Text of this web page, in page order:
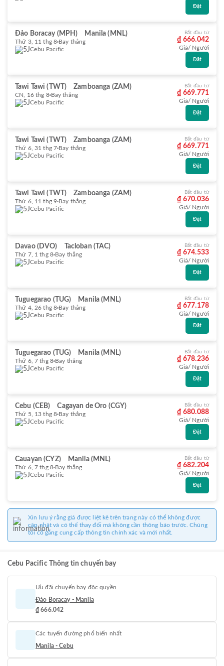
Đặt
Đảo Boracay (MPH) Manila (MNL)
Thứ 3, 11 thg 8 Bay thẳng
Cebu Pacific
Bắt đầu từ
₫ 666.042
Giá/ Người
Đặt
Tawi Tawi (TWT) Zamboanga (ZAM)
CN, 16 thg 8 Bay thẳng
Cebu Pacific
Bắt đầu từ
₫ 669.771
Giá/ Người
Đặt
Tawi Tawi (TWT) Zamboanga (ZAM)
Thứ 6, 31 thg 7 Bay thẳng
Cebu Pacific
Bắt đầu từ
₫ 669.771
Giá/ Người
Đặt
Tawi Tawi (TWT) Zamboanga (ZAM)
Thứ 6, 11 thg 9 Bay thẳng
Cebu Pacific
Bắt đầu từ
₫ 670.036
Giá/ Người
Đặt
Davao (DVO) Tacloban (TAC)
Thứ 7, 1 thg 8 Bay thẳng
Cebu Pacific
Bắt đầu từ
₫ 674.533
Giá/ Người
Đặt
Tuguegarao (TUG) Manila (MNL)
Thứ 4, 26 thg 8 Bay thẳng
Cebu Pacific
Bắt đầu từ
₫ 677.178
Giá/ Người
Đặt
Tuguegarao (TUG) Manila (MNL)
Thứ 6, 7 thg 8 Bay thẳng
Cebu Pacific
Bắt đầu từ
₫ 678.236
Giá/ Người
Đặt
Cebu (CEB) Cagayan de Oro (CGY)
Thứ 5, 13 thg 8 Bay thẳng
Cebu Pacific
Bắt đầu từ
₫ 680.088
Giá/ Người
Đặt
Cauayan (CYZ) Manila (MNL)
Thứ 6, 7 thg 8 Bay thẳng
Cebu Pacific
Bắt đầu từ
₫ 682.204
Giá/ Người
Đặt
Xin lưu ý rằng giá được liệt kê trên trang này có thể không được
cập nhật và có thể thay đổi mà không cần thông báo trước. Chúng
tôi cố gắng cung cấp thông tin chính xác và mới nhất.
Cebu Pacific Thông tin chuyến bay
Ưu đãi chuyến bay độc quyền
Đảo Boracay - Manila
₫ 666.042
Các tuyến đường phổ biến nhất
Manila - Cebu